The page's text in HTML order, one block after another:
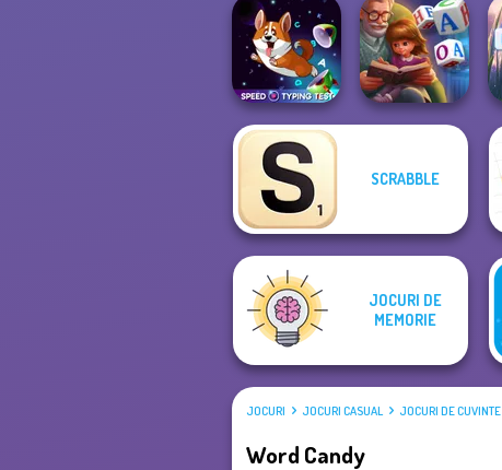
Speed Typing
Test
Word Scramble:
SCRABBLE
JOCURI DE
MEMORIE
JOCURI JOCURI CASUAL JOCURI DE CUVINTE
Word Candy